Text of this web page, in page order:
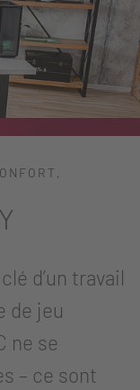
d’un travail
de jeu
ne se
– ce sont